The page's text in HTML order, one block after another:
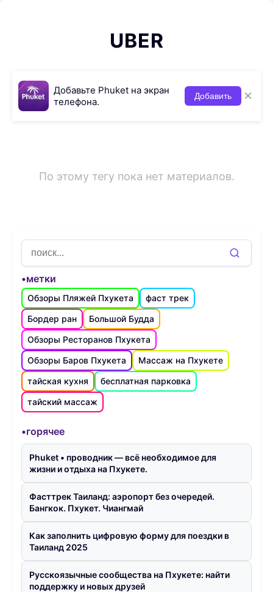
UBER
Добавьте Phuket на экран
телефона.
Добавить ×
По этому тегу пока нет материалов.
•метки
Обзоры Пляжей Пхукета
фаст трек
Бордер ран
Большой Будда
Обзоры Ресторанов Пхукета
Обзоры Баров Пхукета
Массаж на Пхукете
тайская кухня
бесплатная парковка
тайский массаж
•горячее
Phuket • проводник — всё необходимое для
жизни и отдыха на Пхукете.
Фасттрек Таиланд: аэропорт без очередей.
Бангкок. Пхукет. Чиангмай
Как заполнить цифровую форму для поездки в
Таиланд 2025
Русскоязычные сообщества на Пхукете: найти
поддержку и новых друзей